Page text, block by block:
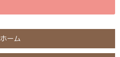
ホーム